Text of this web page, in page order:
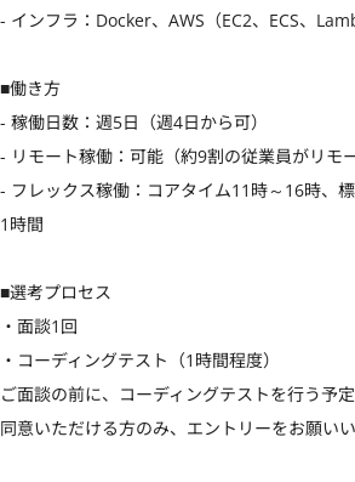
- インフラ：Docker、AWS（EC2、ECS、
■働き方
- 稼働日数：週5日（週4日から可）
- リモート稼働：可能（約9割の従業員がリモ
- フレックス稼働：コアタイム11時～16時、
1時間
■選考プロセス
・面談1回
・コーディングテスト（1時間程度）
ご面談の前に、コーディングテストを行う予定
同意いただける方のみ、エントリーをお願いい